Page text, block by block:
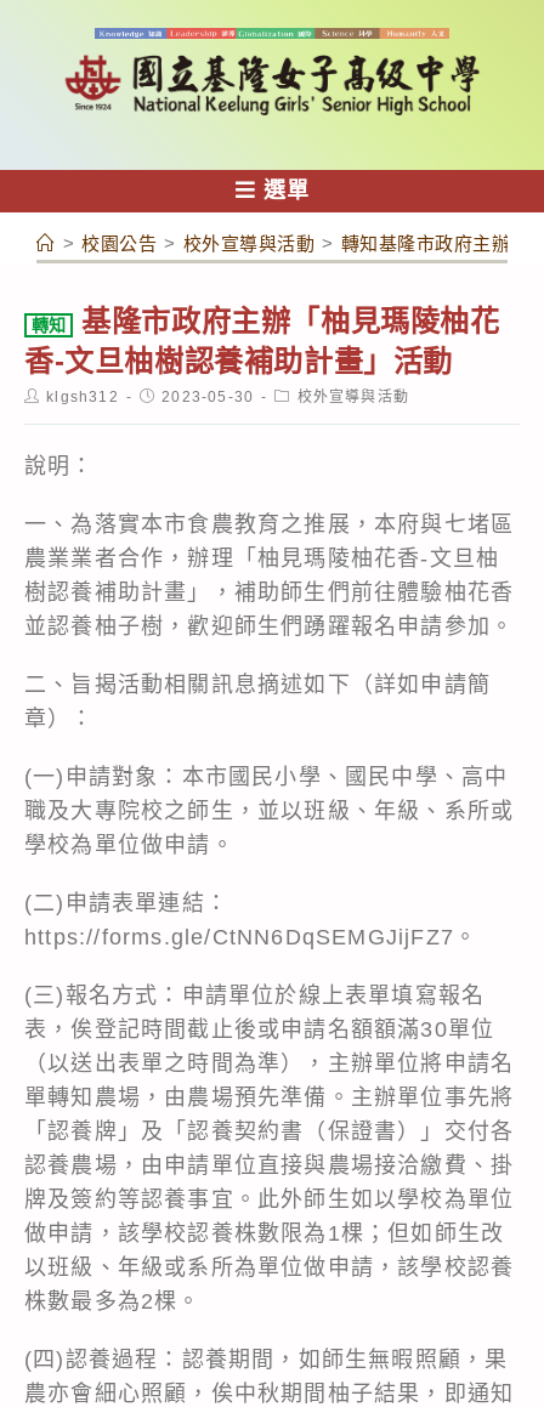
容
選單
> 校園公告 > 校外宣導與活動 > 轉知基隆市政府主辦「
轉知
基隆市政府主辦「柚見瑪陵柚花
香-文旦柚樹認養補助計畫」活動
Postklgsh312
Post2023-05-30
Post校外宣導與活動
說明：
一、為落實本市食農教育之推展，本府與七堵區
農業業者合作，辦理「柚見瑪陵柚花香-文旦柚
樹認養補助計畫」，補助師生們前往體驗柚花香
並認養柚子樹，歡迎師生們踴躍報名申請參加。
二、旨揭活動相關訊息摘述如下（詳如申請簡
章）：
(一)申請對象：本市國民小學、國民中學、高中
職及大專院校之師生，並以班級、年級、系所或
學校為單位做申請。
(二)申請表單連結：
https://forms.gle/CtNN6DqSEMGJijFZ7。
(三)報名方式：申請單位於線上表單填寫報名
表，俟登記時間截止後或申請名額額滿30單位
（以送出表單之時間為準），主辦單位將申請名
單轉知農場，由農場預先準備。主辦單位事先將
「認養牌」及「認養契約書（保證書）」交付各
認養農場，由申請單位直接與農場接洽繳費、掛
牌及簽約等認養事宜。此外師生如以學校為單位
做申請，該學校認養株數限為1棵；但如師生改
以班級、年級或系所為單位做申請，該學校認養
株數最多為2棵。
(四)認養過程：認養期間，如師生無暇照顧，果
農亦會細心照顧，俟中秋期間柚子結果，即通知